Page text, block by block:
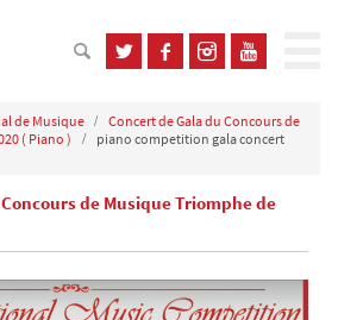
de Musique
Concert de Gala du Concours de
( Piano )
piano competition gala concert
de Musique Triomphe de